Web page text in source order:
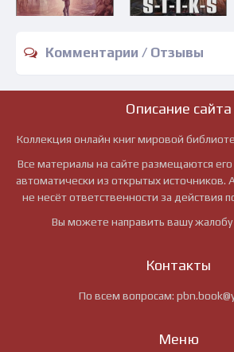
Комментарии / Отзывы
Описание сайта
Коллекция онлайн книг мировой
Все материалы на сайте размещаются
автоматически из открытых источников.
не несёт ответственности за действия
Вы можете направить вашу жалобу
Контакты
По всем вопросам:
Меню